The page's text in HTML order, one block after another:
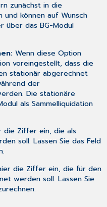
zunächst in die
und können auf Wunsch
über das BG-Modul
Wenn diese Option
voreingestellt, dass die
stationär abgerechnet
der
Die stationäre
als Sammelliquidation
die Ziffer ein, die als
soll. Lassen Sie das Feld
die Ziffer ein, die für den
werden soll. Lassen Sie